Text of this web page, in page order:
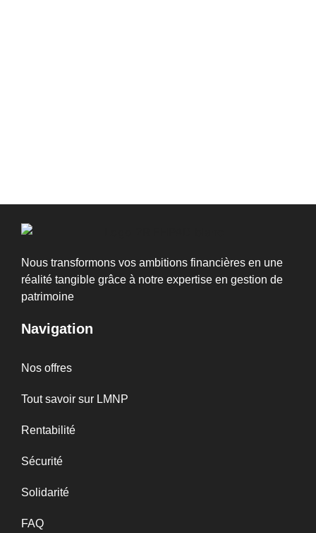
Nous transformons vos ambitions financières en une
réalité tangible grâce à notre expertise en gestion de
patrimoine
Navigation
Nos offres
Tout savoir sur LMNP
Rentabilité
Sécurité
Solidarité
FAQ